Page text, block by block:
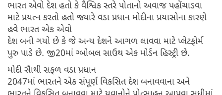
ભારત એવો દેશ હતો કે વૈશ્વિક સ્તરે પોતાનો અવાજ પહોંચાડવા
માટે પ્રયત્ન કરતો હતો જ્યારે વડા પ્રધાન મોદીના પ્રયાસોના કારણે
હવે ભારત એક એવો
દેશ બની ગયો છે કે જે અન્ય દેશને આગળ લાવવા માટે પ્લેટફોર્મ
પુરુ પાડે છે. જી20માં ગ્બોબલ સાઉથ એક મોર્ડન હિસ્ટ્રી છે.
મોદી સૈાથી સફળ વડા પ્રધાન
2047માં ભારતને એક સંપૂર્ણ વિકસિત દેશ બનાવવાના અને